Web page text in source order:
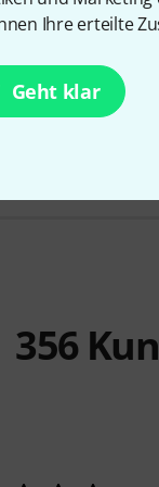
Ihre erteilte
Geht klar
356